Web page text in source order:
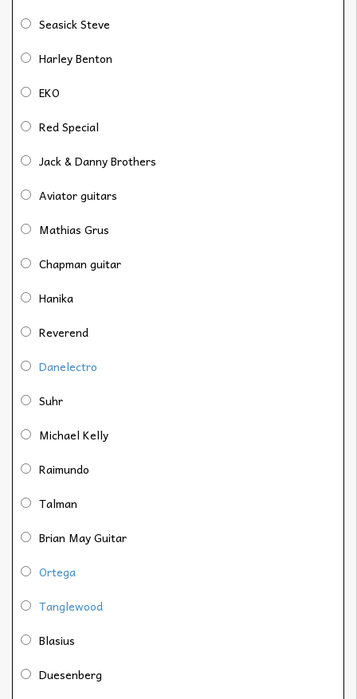
Seasick Steve
Harley Benton
EKO
Red Special
Jack & Danny Brothers
Aviator guitars
Mathias Grus
Chapman guitar
Hanika
Reverend
Danelectro
Suhr
Michael Kelly
Raimundo
Talman
Brian May Guitar
Ortega
Tanglewood
Blasius
Duesenberg